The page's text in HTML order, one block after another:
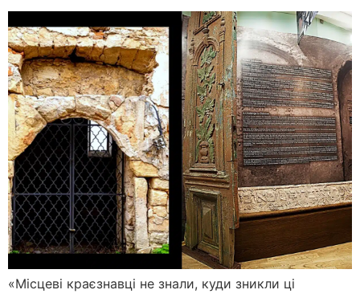
«Місцеві краєзнавці не знали, куди зникли ці